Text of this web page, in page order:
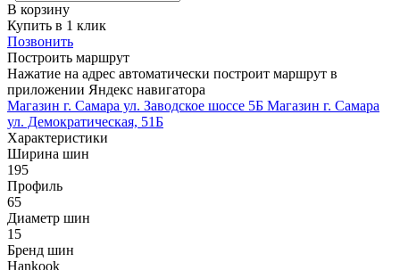
В корзину
Купить в 1 клик
Позвонить
Построить маршрут
Нажатие на адрес автоматически построит маршрут в
приложении Яндекс навигатора
Магазин г. Самара ул. Заводское шоссе 5Б Магазин г. Самара
ул. Демократическая, 51Б
Характеристики
Ширина шин
195
Профиль
65
Диаметр шин
15
Бренд шин
Hankook